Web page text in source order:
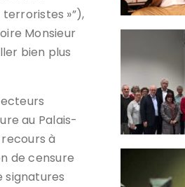
terroristes »”),
Monsieur
bien plus
au Palais-
à
de censure
signatures